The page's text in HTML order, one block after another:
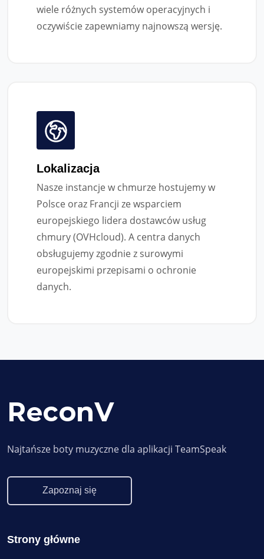
wiele różnych systemów operacyjnych i
oczywiście zapewniamy najnowszą wersję.
Lokalizacja
Nasze instancje w chmurze hostujemy w
Polsce oraz Francji ze wsparciem
europejskiego lidera dostawców usług
chmury (OVHcloud). A centra danych
obsługujemy zgodnie z surowymi
europejskimi przepisami o ochronie
danych.
Najtańsze boty muzyczne dla aplikacji TeamSpeak
Zapoznaj się
Strony główne